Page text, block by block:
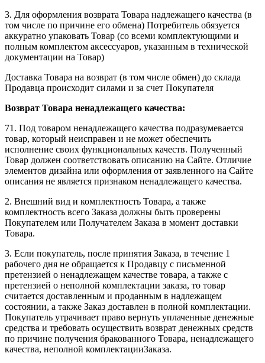
3. Для оформления возврата Товара надлежащего качества (в
том числе по причине его обмена) Потребитель обязуется
аккуратно упаковать Товар (со всеми комплектующими и
полным комплектом аксессуаров, указанным в технической
документации на Товар)
Доставка Товара на возврат (в том числе обмен) до склада
Продавца происходит силами и за счет Покупателя
Возврат Товара ненадлежащего качества:
71. Под товаром ненадлежащего качества подразумевается
товар, который неисправен и не может обеспечить
исполнение своих функциональных качеств. Полученный
Товар должен соответствовать описанию на Сайте. Отличие
элементов дизайна или оформления от заявленного на Сайте
описания не является признаком ненадлежащего качества.
2. Внешний вид и комплектность Товара, а также
комплектность всего Заказа должны быть проверены
Покупателем или Получателем Заказа в момент доставки
Товара.
3. Если покупатель, после принятия Заказа, в течение 1
рабочего дня не обращается к Продавцу с письменной
претензией о ненадлежащем качестве товара, а также с
претензией о неполной комплектации заказа, то товар
считается доставленным и проданным в надлежащем
состоянии, а также Заказ доставлен в полной комплектации.
Покупатель утрачивает право вернуть уплаченные денежные
средства и требовать осуществить возврат денежных средств
по причине получения бракованного Товара, ненадлежащего
качества, неполной комплектацииЗаказа.